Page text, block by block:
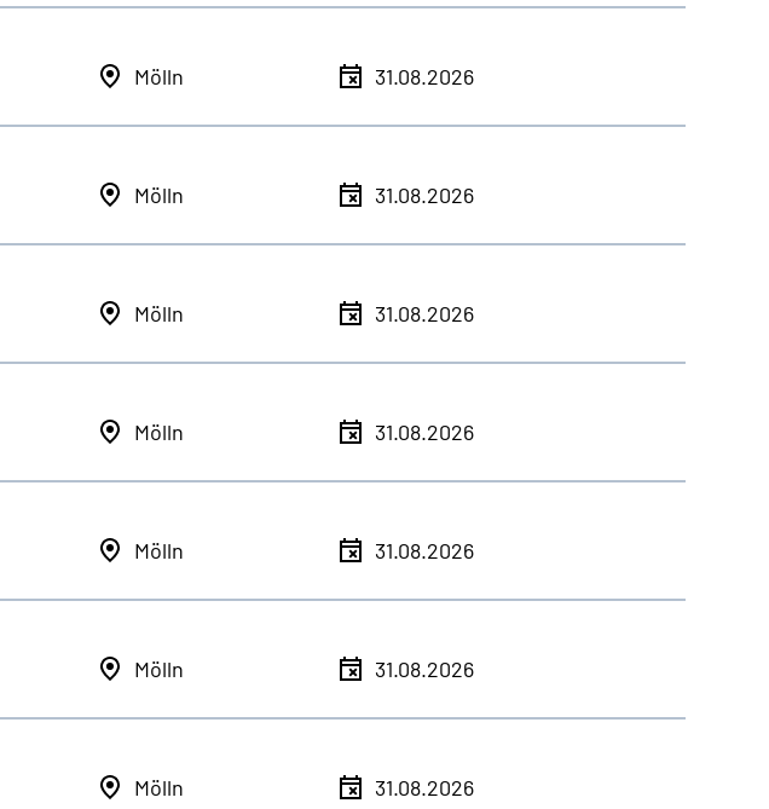
Mölln 31.08.2026
Mölln 31.08.2026
Mölln 31.08.2026
Mölln 31.08.2026
Mölln 31.08.2026
Mölln 31.08.2026
Mölln 31.08.2026